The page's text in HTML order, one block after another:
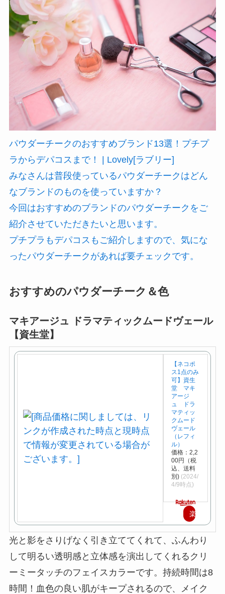
パウダーチークのおすすめブランド13選！プチプ
ラからデパコスまで！ | Lovely[ラブリー]
みなさんは普段使っているパウダーチークはどん
なブランドのものを使っていますか？
今回はおすすめのブランドのパウダーチークをご
紹介させていただきたいと思います。
プチプラもデパコスもご紹介しますので、気にな
ったパウダーチークがあれば要チェックです。
おすすめのパウダーチーク＆色
マキアージュ ドラマティックムードヴェール
【資生堂】
【ネコポ
ス1点のみ
可】資生
堂 マキ
アージ
ュ ドラ
マティッ
クムード
ヴェール
（レフィ
ル）
価格：2,2
00円（税
込、送料
別) (2024/
4/9時点)
楽
で
購
入
光と影をさりげなく引き立ててくれて、ふんわり
して明るい透明感と立体感を演出してくれるクリ
ーミータッチのフェイスカラーです。持続時間は8
時間！血色の良い肌がキープされるので、メイク